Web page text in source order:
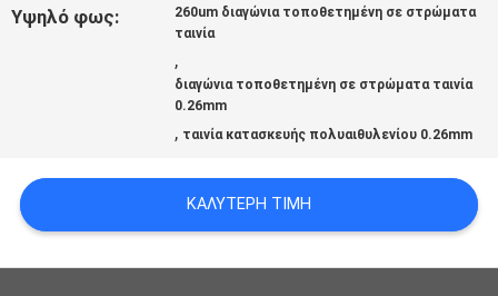
ΜΑΖΊ
ΥΠΟΘΈΣΕΙΣ
Υψηλό φως:
260um διαγώνια τοποθετημένη σε στρώματα
ταινία
,
διαγώνια τοποθετημένη σε στρώματα ταινία
0.26mm
, ταινία κατασκευής πολυαιθυλενίου 0.26mm
ΚΑΛΎΤΕΡΗ ΤΙΜΉ